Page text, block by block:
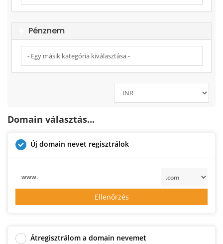
Pénznem
Domain választás...
Új domain nevet regisztrálok
www.
Ellenőrzés
Átregisztrálom a domain nevemet